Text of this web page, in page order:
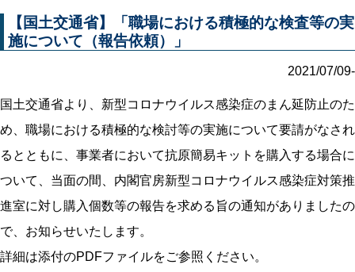
【国土交通省】「職場における積極的な検査等の実
施について（報告依頼）」
2021/07/09-
国土交通省より、新型コロナウイルス感染症のまん延防止のた
め、職場における積極的な検討等の実施について要請がなされ
るとともに、事業者において抗原簡易キットを購入する場合に
ついて、当面の間、内閣官房新型コロナウイルス感染症対策推
進室に対し購入個数等の報告を求める旨の通知がありましたの
で、お知らせいたします。
詳細は添付のPDFファイルをご参照ください。